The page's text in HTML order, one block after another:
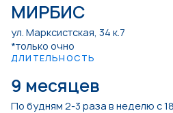
МИРБИС
ул. Марксистская, 34 к.7
*только очно
ДЛИТЕЛЬНОСТЬ
9 месяцев
По будням 2-3 раза в неделю с